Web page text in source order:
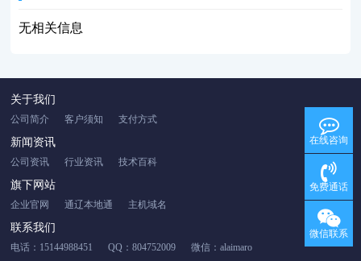
无相关信息
关于我们
公司简介 客户须知 支付方式
新闻资讯
公司资讯 行业资讯 技术百科
旗下网站
企业官网 通辽本地通 主机域名
联系我们
电话：15144988451 QQ：804752009 微信：alaimaro
在线咨询
免费通话
微信联系